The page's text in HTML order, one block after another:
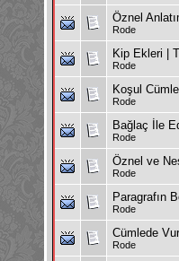
Öznel
Rode
Kip Ekleri |
Rode
Koşul
Rode
Bağlaç İle
Rode
Öznel ve
Rode
Paragrafın
Rode
Cümlede
Rode